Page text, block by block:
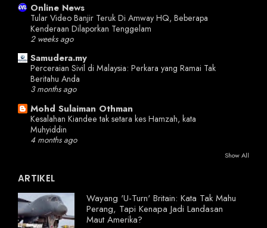
Online News
Tular Video Banjir Teruk Di Amway HQ, Beberapa
Kenderaan Dilaporkan Tenggelam
2 weeks ago
Samudera.my
Perceraian Sivil di Malaysia: Perkara yang Ramai Tak
Beritahu Anda
3 months ago
Mohd Sulaiman Othman
Kesalahan Kiandee tak setara kes Hamzah, kata
Muhyiddin
4 months ago
Show All
ARTIKEL
Wayang 'U-Turn' Britain: Kata Tak Mahu
Perang, Tapi Kenapa Jadi Landasan
Maut Amerika?